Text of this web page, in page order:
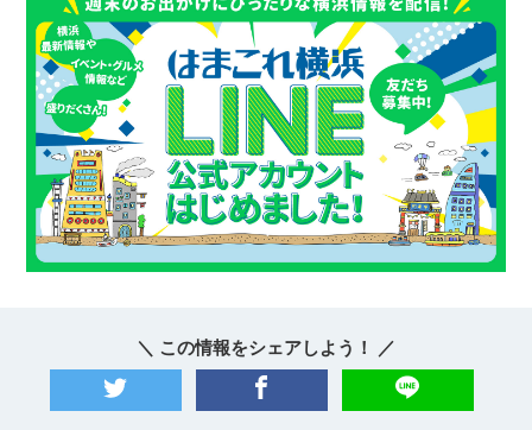
＼ この情報をシェアしよう！ ／